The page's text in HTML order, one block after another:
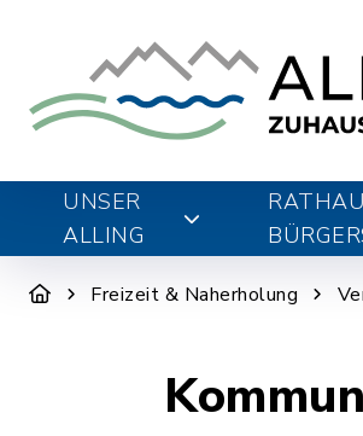
UNSER
ALLING
Freizeit & Naherholung